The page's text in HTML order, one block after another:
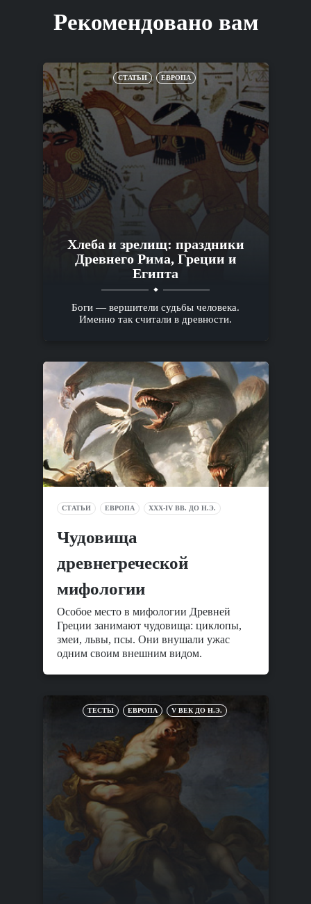
Рекомендовано вам
СТАТЬИ ЕВРОПА
Хлеба и зрелищ: праздники
Древнего Рима, Греции и
Египта
Боги — вершители судьбы человека.
Именно так считали в древности.
СТАТЬИ ЕВРОПА XXX-IV ВВ. ДО Н.Э.
Чудовища
древнегреческой
мифологии
Особое место в мифологии Древней
Греции занимают чудовища: циклопы,
змеи, львы, псы. Они внушали ужас
одним своим внешним видом.
ТЕСТЫ ЕВРОПА V ВЕК ДО Н.Э.